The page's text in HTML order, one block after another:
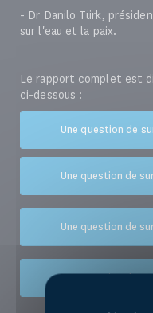
- Dr Danilo Türk,
sur l'eau et la paix.
Le rapport complet est
ci-dessous :
Une question de
Une question de
Une question de
Une question de